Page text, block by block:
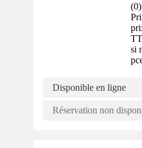
(0)
si
Disponible en ligne
Réservation non